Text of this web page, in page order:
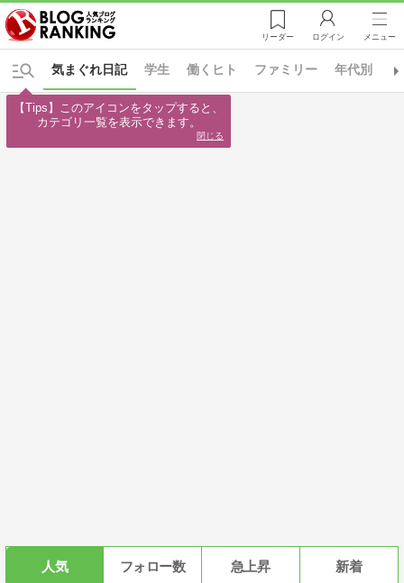
リーダー ログイン メニュー
学生 働くヒト ファミリー 年代別
気まぐれ日記
人気 フォロー数 急上昇 新着
【Tips】このアイコンをタップすると、
カテゴリ一覧を表示できます。
閉じる